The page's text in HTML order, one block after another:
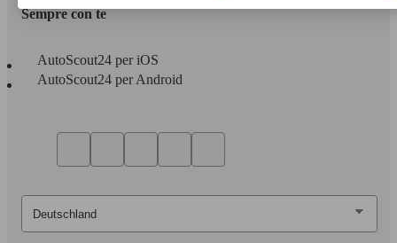
Sempre con te
AutoScout24 per iOS
AutoScout24 per Android